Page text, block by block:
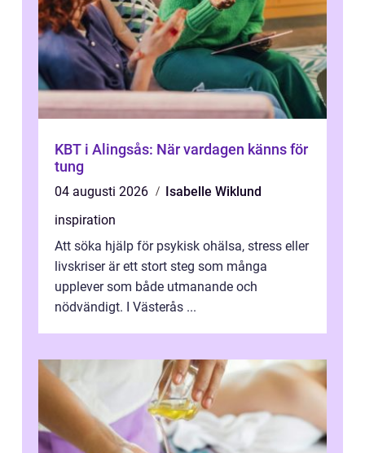
KBT i Alingsås: När vardagen känns för
tung
04 augusti 2026
Isabelle Wiklund
inspiration
Att söka hjälp för psykisk ohälsa, stress eller
livskriser är ett stort steg som många
upplever som både utmanande och
nödvändigt. I Västerås ...